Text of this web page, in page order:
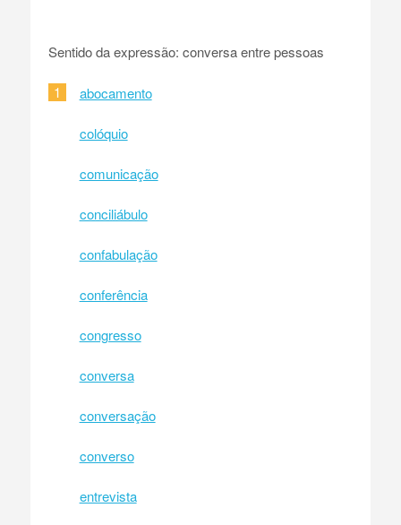
Sentido da expressão: conversa entre pessoas
1 abocamento
colóquio
comunicação
conciliábulo
confabulação
conferência
congresso
conversa
conversação
converso
entrevista